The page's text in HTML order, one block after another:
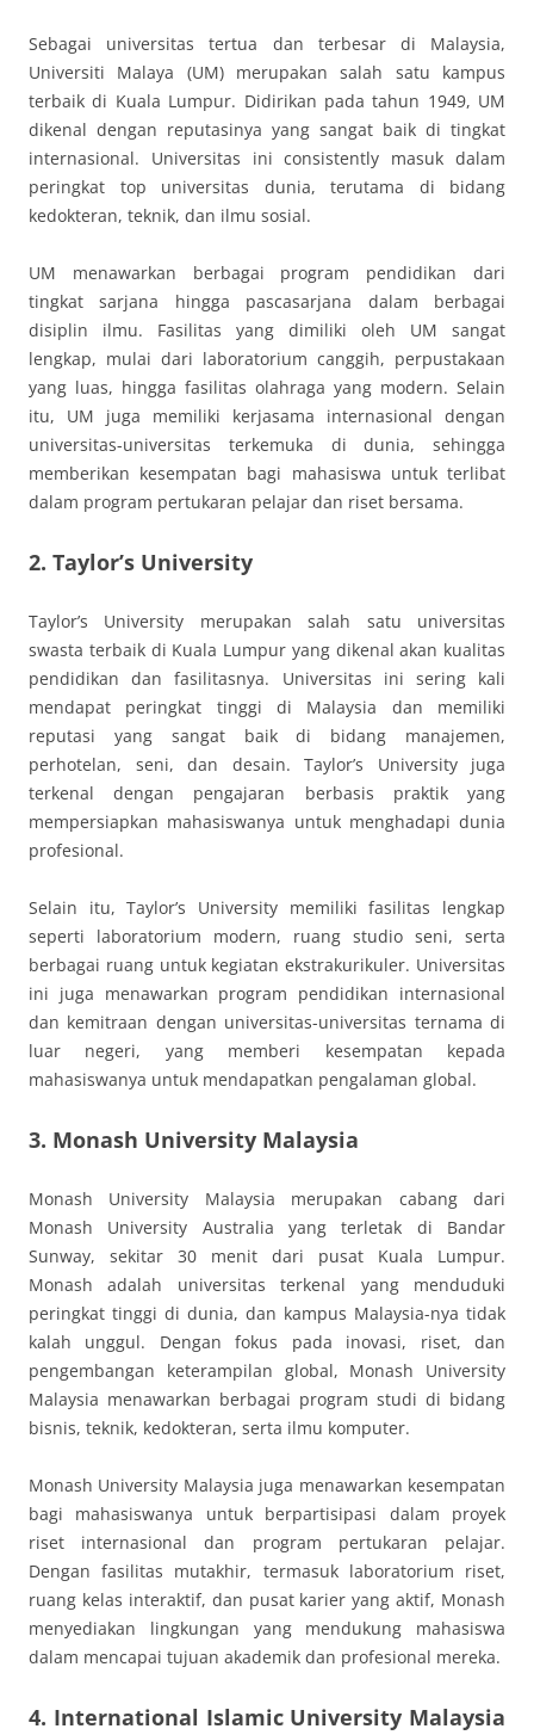
Sebagai universitas tertua dan terbesar di Malaysia,
Universiti Malaya (UM) merupakan salah satu kampus
terbaik di Kuala Lumpur. Didirikan pada tahun 1949, UM
dikenal dengan reputasinya yang sangat baik di tingkat
internasional. Universitas ini consistently masuk dalam
peringkat top universitas dunia, terutama di bidang
kedokteran, teknik, dan ilmu sosial.
UM menawarkan berbagai program pendidikan dari
tingkat sarjana hingga pascasarjana dalam berbagai
disiplin ilmu. Fasilitas yang dimiliki oleh UM sangat
lengkap, mulai dari laboratorium canggih, perpustakaan
yang luas, hingga fasilitas olahraga yang modern. Selain
itu, UM juga memiliki kerjasama internasional dengan
universitas-universitas terkemuka di dunia, sehingga
memberikan kesempatan bagi mahasiswa untuk terlibat
dalam program pertukaran pelajar dan riset bersama.
2. Taylor’s University
Taylor’s University merupakan salah satu universitas
swasta terbaik di Kuala Lumpur yang dikenal akan kualitas
pendidikan dan fasilitasnya. Universitas ini sering kali
mendapat peringkat tinggi di Malaysia dan memiliki
reputasi yang sangat baik di bidang manajemen,
perhotelan, seni, dan desain. Taylor’s University juga
terkenal dengan pengajaran berbasis praktik yang
mempersiapkan mahasiswanya untuk menghadapi dunia
profesional.
Selain itu, Taylor’s University memiliki fasilitas lengkap
seperti laboratorium modern, ruang studio seni, serta
berbagai ruang untuk kegiatan ekstrakurikuler. Universitas
ini juga menawarkan program pendidikan internasional
dan kemitraan dengan universitas-universitas ternama di
luar negeri, yang memberi kesempatan kepada
mahasiswanya untuk mendapatkan pengalaman global.
3. Monash University Malaysia
Monash University Malaysia merupakan cabang dari
Monash University Australia yang terletak di Bandar
Sunway, sekitar 30 menit dari pusat Kuala Lumpur.
Monash adalah universitas terkenal yang menduduki
peringkat tinggi di dunia, dan kampus Malaysia-nya tidak
kalah unggul. Dengan fokus pada inovasi, riset, dan
pengembangan keterampilan global, Monash University
Malaysia menawarkan berbagai program studi di bidang
bisnis, teknik, kedokteran, serta ilmu komputer.
Monash University Malaysia juga menawarkan kesempatan
bagi mahasiswanya untuk berpartisipasi dalam proyek
riset internasional dan program pertukaran pelajar.
Dengan fasilitas mutakhir, termasuk laboratorium riset,
ruang kelas interaktif, dan pusat karier yang aktif, Monash
menyediakan lingkungan yang mendukung mahasiswa
dalam mencapai tujuan akademik dan profesional mereka.
4. International Islamic University Malaysia